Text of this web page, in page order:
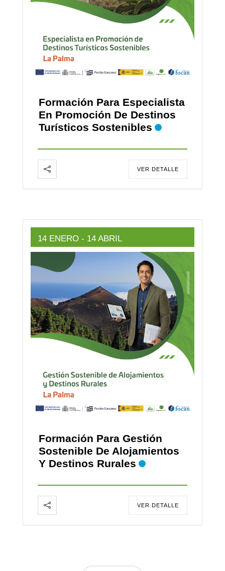
Formación Para Especialista
En Promoción De Destinos
Turísticos Sostenibles
VER DETALLE
14 ENERO- 14 ABRIL
Formación Para Gestión
Sostenible De Alojamientos
Y Destinos Rurales
VER DETALLE